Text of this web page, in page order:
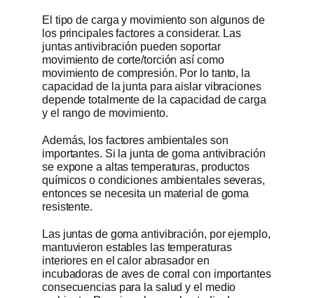
El tipo de carga y movimiento son algunos de
los principales factores a considerar. Las
juntas antivibración pueden soportar
movimiento de corte/torción así como
movimiento de compresión. Por lo tanto, la
capacidad de la junta para aislar vibraciones
depende totalmente de la capacidad de carga
y el rango de movimiento.
Además, los factores ambientales son
importantes. Si la junta de goma antivibración
se expone a altas temperaturas, productos
químicos o condiciones ambientales severas,
entonces se necesita un material de goma
resistente.
Las juntas de goma antivibración, por ejemplo,
mantuvieron estables las temperaturas
interiores en el calor abrasador en
incubadoras de aves de corral con importantes
consecuencias para la salud y el medio